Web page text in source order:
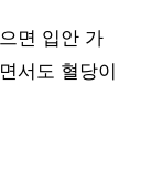
면 입안 가
서도 혈당이